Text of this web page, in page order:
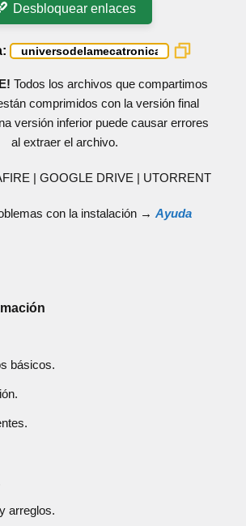
Desbloquear enlaces
Todos los archivos que compartimos
comprimidos con la versión final
versión inferior puede causar errores
al extraer el archivo.
| GOOGLE DRIVE | UTORRENT
con la instalación → Ayuda
básicos.
arreglos.